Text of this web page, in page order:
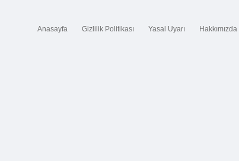
Anasayfa Gizlilik Politikası Yasal Uyarı Hakkımızda